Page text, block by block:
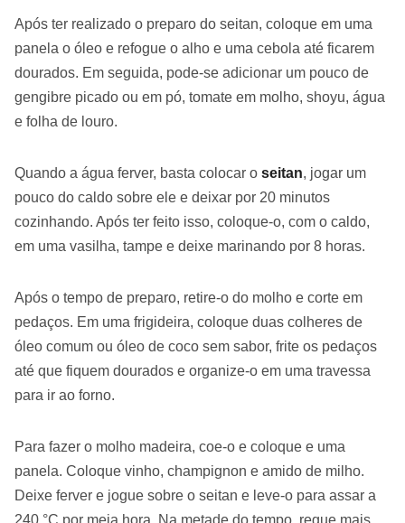
Após ter realizado o preparo do seitan, coloque em uma
panela o óleo e refogue o alho e uma cebola até ficarem
dourados. Em seguida, pode-se adicionar um pouco de
gengibre picado ou em pó, tomate em molho, shoyu, água
e folha de louro.
Quando a água ferver, basta colocar o seitan, jogar um
pouco do caldo sobre ele e deixar por 20 minutos
cozinhando. Após ter feito isso, coloque-o, com o caldo,
em uma vasilha, tampe e deixe marinando por 8 horas.
Após o tempo de preparo, retire-o do molho e corte em
pedaços. Em uma frigideira, coloque duas colheres de
óleo comum ou óleo de coco sem sabor, frite os pedaços
até que fiquem dourados e organize-o em uma travessa
para ir ao forno.
Para fazer o molho madeira, coe-o e coloque e uma
panela. Coloque vinho, champignon e amido de milho.
Deixe ferver e jogue sobre o seitan e leve-o para assar a